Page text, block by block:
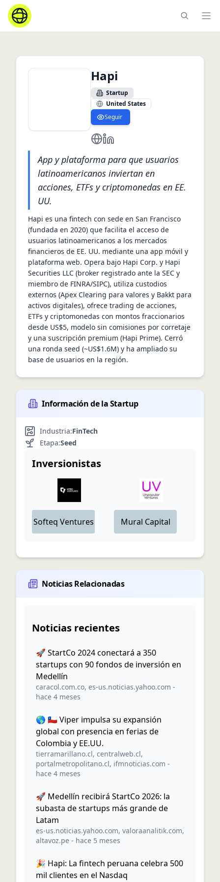
Hapi
Startup
United States
Seguir
https://hapi.trade/es
https://www.linkedin.com/
App y plataforma para que usuarios
latinoamericanos inviertan en
acciones, ETFs y criptomonedas en EE.
UU.
Hapi es una fintech con sede en San Francisco
(fundada en 2020) que facilita el acceso de
usuarios latinoamericanos a los mercados
financieros de EE. UU. mediante una app móvil y
plataforma web. Opera bajo Hapi Corp. y Hapi
Securities LLC (broker registrado ante la SEC y
miembro de FINRA/SIPC), utiliza custodios
externos (Apex Clearing para valores y Bakkt para
activos digitales), ofrece trading de acciones,
ETFs y criptomonedas con montos fraccionarios
desde US$5, modelo sin comisiones por corretaje
y una suscripción premium (Hapi Prime). Cerró
una ronda seed (~US$1.6M) y ha ampliado su
base de usuarios en la región.
Información de la Startup
Industria:FinTech
Etapa:Seed
Inversionistas
Softeq Ventures Mural Capital
Noticias Relacionadas
Noticias recientes
🚀 StartCo 2024 conectará a 350
startups con 90 fondos de inversión en
Medellín
caracol.com.co, es-us.noticias.yahoo.com -
hace 4 meses
🌎 🇨🇱 Viper impulsa su expansión
global con presencia en ferias de
Colombia y EE.UU.
tierramarillano.cl, centralweb.cl,
portalmetropolitano.cl, ifmnoticias.com -
hace 4 meses
🚀 Medellín recibirá StartCo 2026: la
subasta de startups más grande de
Latam
es-us.noticias.yahoo.com, valoraanalitik.com,
altavoz.pe - hace 5 meses
🎉 Hapi: La fintech peruana celebra 500
mil clientes en el Nasdaq